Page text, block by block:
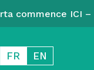
commence ICI
FR EN